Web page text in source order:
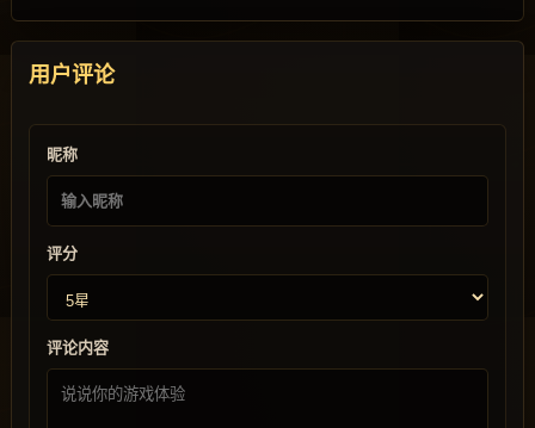
用户评论
昵称
评分
评论内容